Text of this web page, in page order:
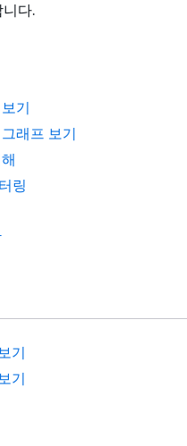
다.
기
래프 보기
링
기
기